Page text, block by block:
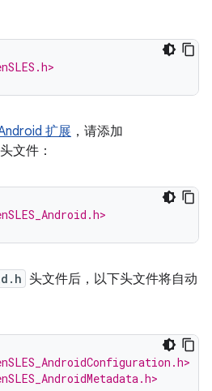
扩展 ，请添加
头文件：
头文件后，以下头文件将自动